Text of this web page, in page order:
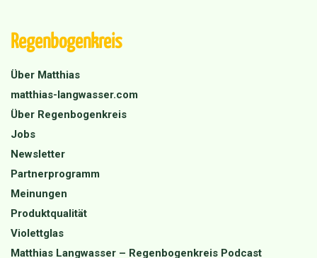
Regenbogenkreis
Über Matthias
matthias-langwasser.com
Über Regenbogenkreis
Jobs
Newsletter
Partnerprogramm
Meinungen
Produktqualität
Violettglas
Matthias Langwasser – Regenbogenkreis Podcast